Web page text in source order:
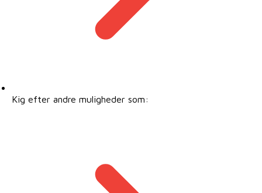
Kig efter andre muligheder som: